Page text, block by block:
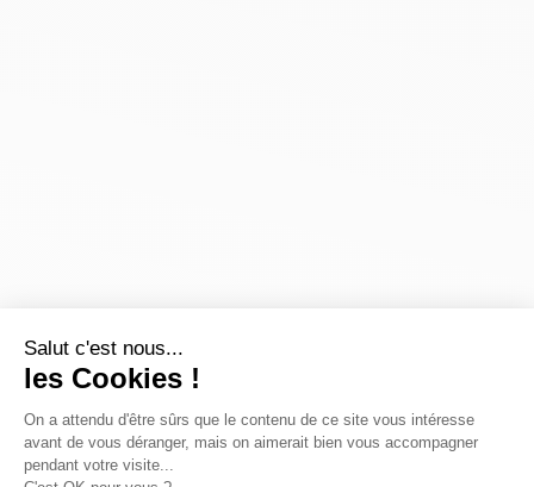
Salut c'est nous...
les Cookies !
On a attendu d'être sûrs que le contenu de ce site vous intéresse
avant de vous déranger, mais on aimerait bien vous accompagner
pendant votre visite...